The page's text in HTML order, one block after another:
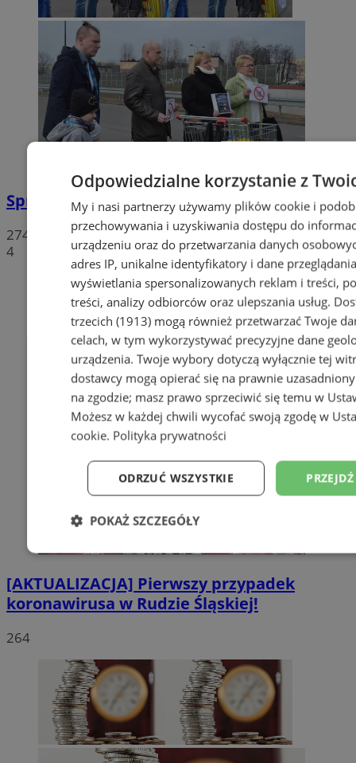
Sprzeciwiają się niedzieli wolnej od handlu
274
4
[AKTUALIZACJA] Pierwszy przypadek
koronawirusa w Rudzie Śląskiej!
264
Odpowiedzialne korzystanie z
My i nasi partnerzy używamy plików cookie i
przechowywania i uzyskiwania dostępu do
urządzeniu oraz do przetwarzania danych
adres IP, unikalne identyfikatory i dane
wyświetlania spersonalizowanych reklam i treści,
treści, analizy odbiorców oraz ulepszania usług.
trzecich (1913)mogą również przetwarzać Twoje
celach, w tym wykorzystywać precyzyjne dane
urządzenia. Twoje wybory dotyczą wyłącznie tej
dostawcy mogą opierać się na prawnie
na zgodzie; masz prawo sprzeciwić się temu w
Możesz w każdej chwili wycofać swoją zgodę w
cookie. Polityka prywatności
ODRZUĆ WSZYSTKIE
POKAŻ SZCZEGÓŁY
Niezbędne Wydajność Targetowanie
Niesklasyfikowane
Niezbędne Wydajność
Niesklasyfikowane